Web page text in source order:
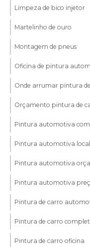
Limpeza de bico injetor
Martelinho de ouro
Montagem de pneus
Oficina de pintura
Onde arrumar pintura
Orçamento pintura de
Pintura automotiva
Pintura automotiva
Pintura automotiva
Pintura automotiva
Pintura de carro
Pintura de carro
Pintura de carro oficina